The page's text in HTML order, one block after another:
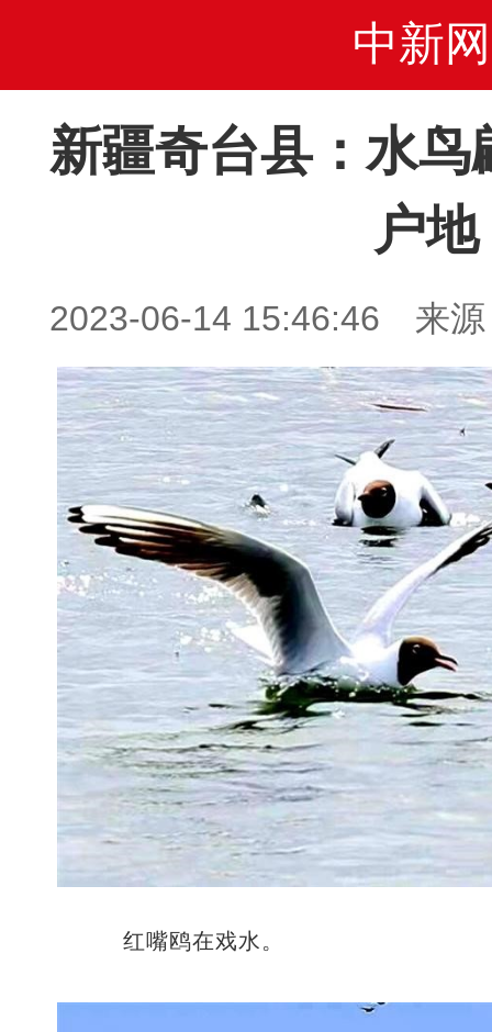
中新网
新疆奇台县：水鸟
户地
2023-06-14 15:46:46 来源
红嘴鸥在戏水。